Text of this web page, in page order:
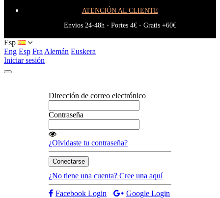
ATENCIÓN AL CLIENTE
Envios 24-48h - Portes 4€ - Gratis +60€
Esp
Eng Esp Fra Alemán Euskera
Iniciar sesión
Dirección de correo electrónico
Contraseña
¿Olvidaste tu contraseña?
Conectarse
¿No tiene una cuenta? Cree una aquí
Facebook Login
Google Login